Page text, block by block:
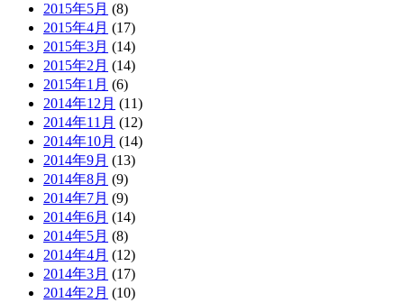
2015年5月 (8)
2015年4月 (17)
2015年3月 (14)
2015年2月 (14)
2015年1月 (6)
2014年12月 (11)
2014年11月 (12)
2014年10月 (14)
2014年9月 (13)
2014年8月 (9)
2014年7月 (9)
2014年6月 (14)
2014年5月 (8)
2014年4月 (12)
2014年3月 (17)
2014年2月 (10)